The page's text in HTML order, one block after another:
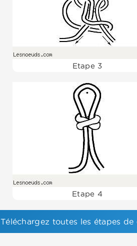
Etape 3
Etape 4
Téléchargez toutes les étapes de